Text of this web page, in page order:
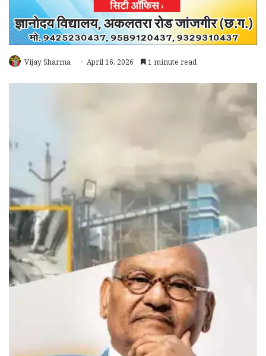
Vijay Sharma April 16, 2026 1 minute read